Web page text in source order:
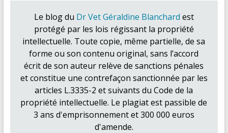
Le blog du Dr Vet Géraldine Blanchard est
protégé par les lois régissant la propriété
intellectuelle. Toute copie, même partielle, de sa
forme ou son contenu original, sans l’accord
écrit de son auteur relève de sanctions pénales
et constitue une contrefaçon sanctionnée par les
articles L.3335-2 et suivants du Code de la
propriété intellectuelle. Le plagiat est passible de
3 ans d'emprisonnement et 300 000 euros
d'amende.